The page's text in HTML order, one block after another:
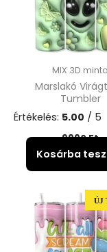
MIX 3D minta
Marslakó
Tumbler
Értékelés: 5.00 / 5
9990Ft
Kosárba
ÚJ